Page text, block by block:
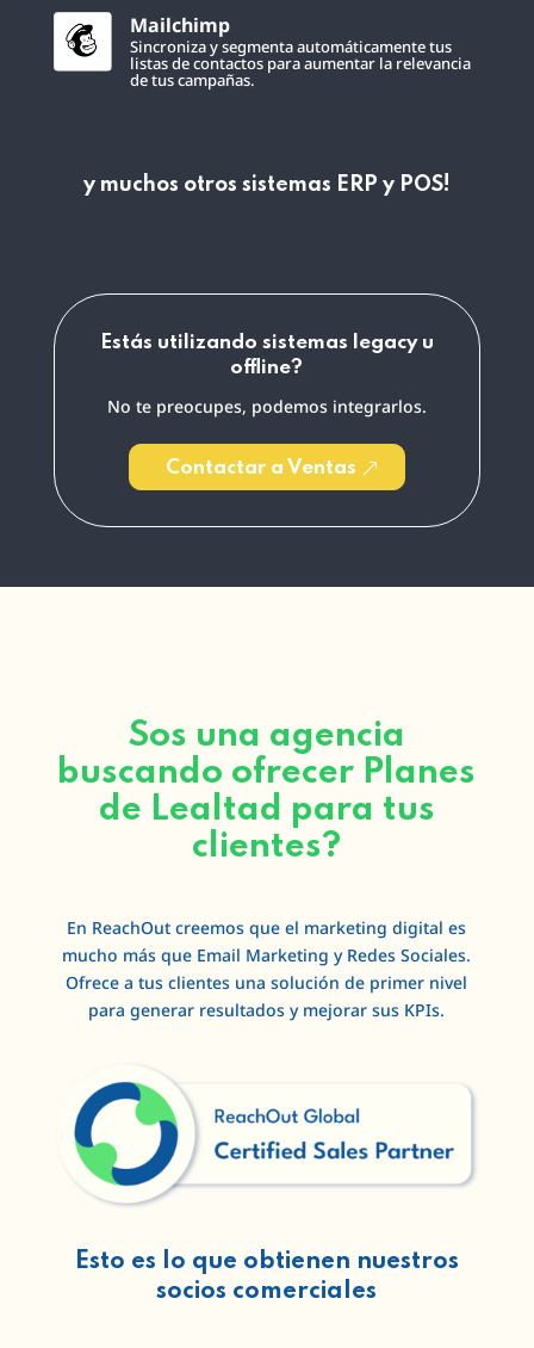
Mailchimp
Sincroniza y segmenta automáticamente tus
listas de contactos para aumentar la relevancia
de tus campañas.
y muchos otros sistemas ERP y POS!
Estás utilizando sistemas legacy u
offline?
No te preocupes, podemos integrarlos.
Contactar a Ventas
Sos una agencia
buscando ofrecer Planes
de Lealtad para tus
clientes?
En ReachOut creemos que el marketing digital es
mucho más que Email Marketing y Redes Sociales.
Ofrece a tus clientes una solución de primer nivel
para generar resultados y mejorar sus KPIs.
Esto es lo que obtienen nuestros
socios comerciales